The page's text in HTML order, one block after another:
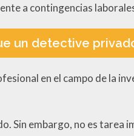
a contingencias
un detective
en el campo de la
Sin embargo, no es tarea